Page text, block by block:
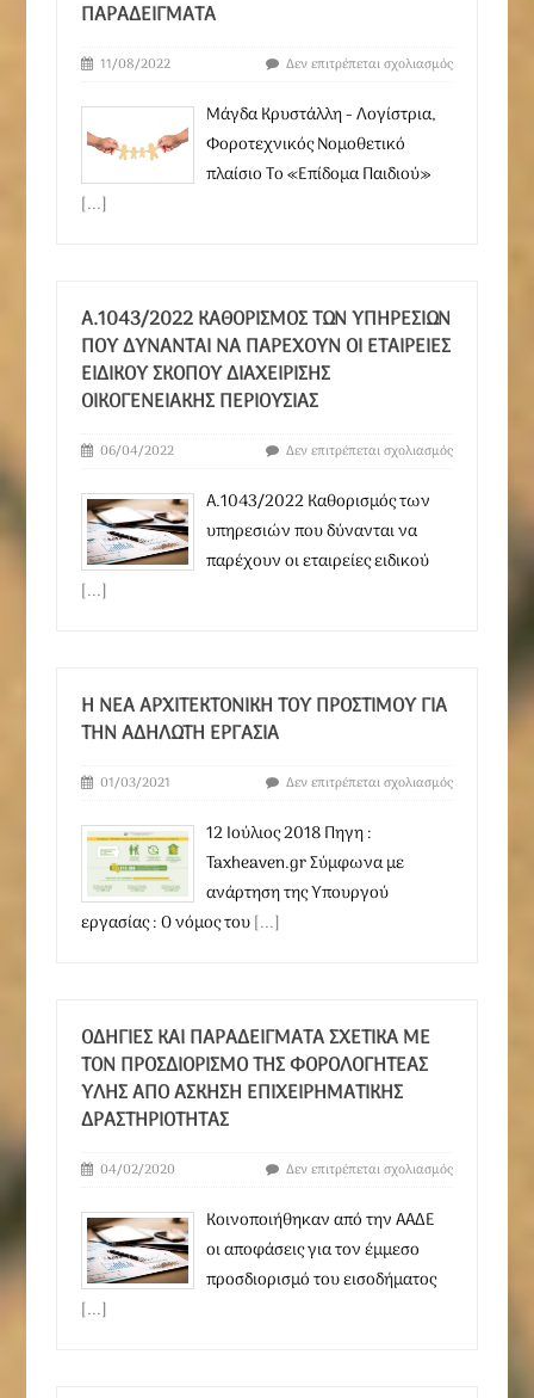
ΠΑΡΑΔΕΊΓΜΑΤΑ
11/08/2022 Δεν επιτρέπεται σχολιασμός
Μάγδα Κρυστάλλη - Λογίστρια,
Φοροτεχνικός Νομοθετικό
πλαίσιο Το «Επίδομα Παιδιού»
[...]
Α.1043/2022 ΚΑΘΟΡΙΣΜΌΣ ΤΩΝ ΥΠΗΡΕΣΙΏΝ
ΠΟΥ ΔΎΝΑΝΤΑΙ ΝΑ ΠΑΡΈΧΟΥΝ ΟΙ ΕΤΑΙΡΕΊΕΣ
ΕΙΔΙΚΟΎ ΣΚΟΠΟΎ ΔΙΑΧΕΊΡΙΣΗΣ
ΟΙΚΟΓΕΝΕΙΑΚΉΣ ΠΕΡΙΟΥΣΊΑΣ
06/04/2022 Δεν επιτρέπεται σχολιασμός
Α.1043/2022 Καθορισμός των
υπηρεσιών που δύνανται να
παρέχουν οι εταιρείες ειδικού
[...]
Η ΝΈΑ ΑΡΧΙΤΕΚΤΟΝΙΚΉ ΤΟΥ ΠΡΟΣΤΊΜΟΥ ΓΙΑ
ΤΗΝ ΑΔΉΛΩΤΗ ΕΡΓΑΣΊΑ
01/03/2021 Δεν επιτρέπεται σχολιασμός
12 Ιούλιος 2018 Πηγη :
Taxheaven.gr Σύμφωνα με
ανάρτηση της Υπουργού
εργασίας : Ο νόμος του[...]
ΟΔΗΓΊΕΣ ΚΑΙ ΠΑΡΑΔΕΊΓΜΑΤΑ ΣΧΕΤΙΚΆ ΜΕ
ΤΟΝ ΠΡΟΣΔΙΟΡΙΣΜΌ ΤΗΣ ΦΟΡΟΛΟΓΗΤΈΑΣ
ΎΛΗΣ ΑΠΌ ΆΣΚΗΣΗ ΕΠΙΧΕΙΡΗΜΑΤΙΚΉΣ
ΔΡΑΣΤΗΡΙΌΤΗΤΑΣ
04/02/2020 Δεν επιτρέπεται σχολιασμός
Κοινοποιήθηκαν από την ΑΑΔΕ
οι αποφάσεις για τον έμμεσο
προσδιορισμό του εισοδήματος
[...]